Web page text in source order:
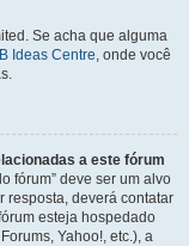
Se acha que alguma
Ideas Centre, onde você
a este fórum
fórum” deve ser um alvo
resposta, deverá contatar
esteja hospedado
Yahoo!, etc.), a